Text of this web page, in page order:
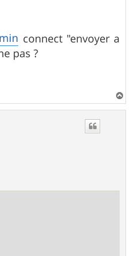
connect "envoyer a
pas ?
a